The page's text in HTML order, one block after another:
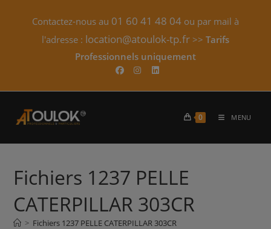
Contactez-nous au 01 60 41 48 04 ou par mail à
l'adresse : location@atoulok-tp.fr >> Tarifs
Professionnels uniquement​
0 MENU
Fichiers 1237 PELLE
CATERPILLAR 303CR
> Fichiers 1237 PELLE CATERPILLAR 303CR